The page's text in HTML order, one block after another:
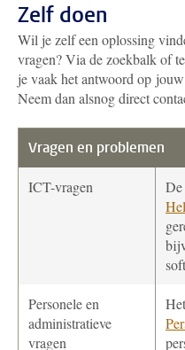
Zelf doen
Wil je zelf een oplossing
vragen?Via de zoekbalk of
je vaak het antwoord op jouw
Neem dan alsnogdirect
Vragen en problemen
ICT-vragen De
Personele en
administratieve
vragen
Het